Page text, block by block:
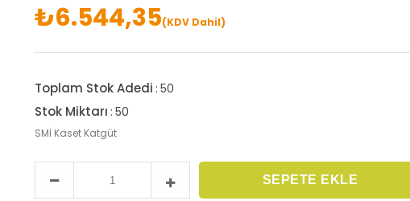
₺6.544,35(KDV Dahil)
Toplam Stok Adedi : 50
Stok Miktarı : 50
SMİ Kaset Katgüt